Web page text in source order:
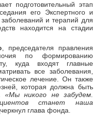
подготовительный этап
его Экспертного и
и терапий для
находится на стадии
, председателя правления
по формированию
куда входят главные
все заболевания,
лечение. Он также
которая должна быть
«Мы никого не забудем.
станет наша
глава фонда.